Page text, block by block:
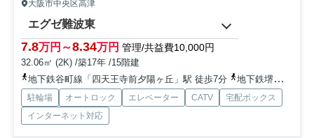
大阪市中央区高津
エグゼ難波東
7.8万円～8.34万円 管理/共益費10,000円
32.06㎡ (2K) /築17年 /15階建
地下鉄谷町線「四天王寺前夕陽ヶ丘」駅 徒歩7分
地下鉄堺筋線「恵美須町」駅 徒歩10分
駐輪場 オートロック エレベーター CATV
宅配ボックス
インターネット対応